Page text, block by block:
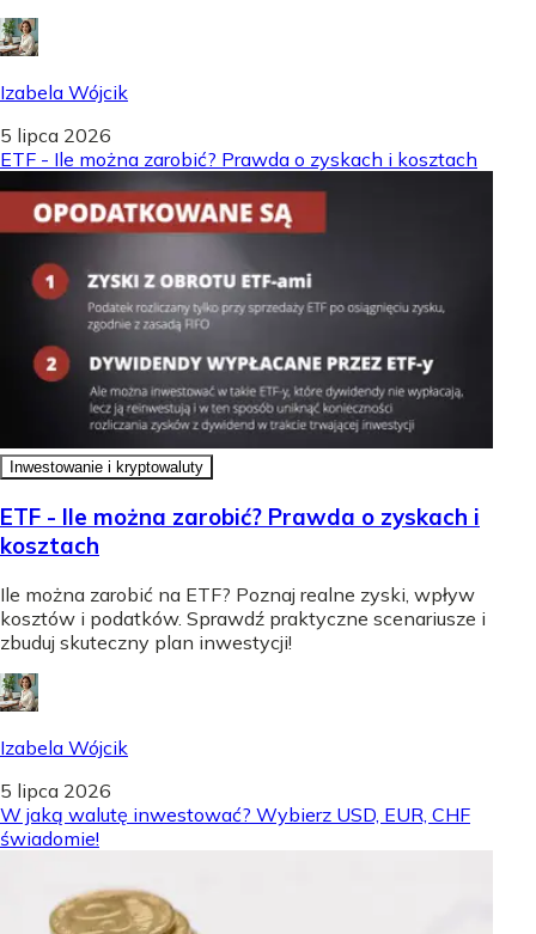
Izabela Wójcik
5 lipca 2026
ETF - Ile można zarobić? Prawda o zyskach i kosztach
Inwestowanie i kryptowaluty
ETF - Ile można zarobić? Prawda o zyskach i
kosztach
Ile można zarobić na ETF? Poznaj realne zyski, wpływ
kosztów i podatków. Sprawdź praktyczne scenariusze i
zbuduj skuteczny plan inwestycji!
Izabela Wójcik
5 lipca 2026
W jaką walutę inwestować? Wybierz USD, EUR, CHF
świadomie!